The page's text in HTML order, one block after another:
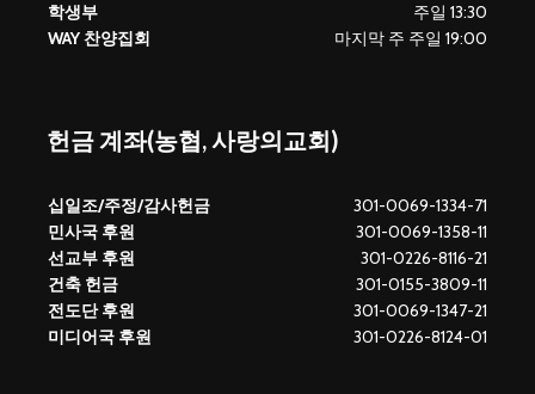
학생부
주일 13:30
WAY 찬양집회
마지막 주 주일 19:00
헌금 계좌(농협, 사랑의교회)
십일조/주정/감사헌금
301-0069-1334-71
민사국 후원
301-0069-1358-11
선교부 후원
301-0226-8116-21
건축 헌금
301-0155-3809-11
전도단 후원
301-0069-1347-21
미디어국 후원
301-0226-8124-01